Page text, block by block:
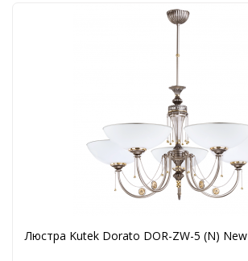
Люстра Kutek Dorato DOR-ZW-5 (N) New